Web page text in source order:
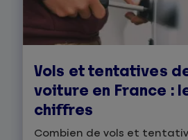
Vols et tentatives
voiture en France :
chiffres
Combien de vols et